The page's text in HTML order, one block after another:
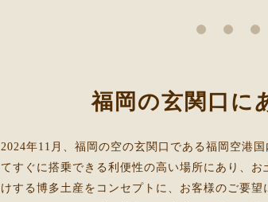
福岡の玄関口に
2024年11月、福岡の空の玄関口である福岡空港
てすぐに搭乗できる利便性の高い場所にあり、
けする博多土産をコンセプトに、お客様のご要